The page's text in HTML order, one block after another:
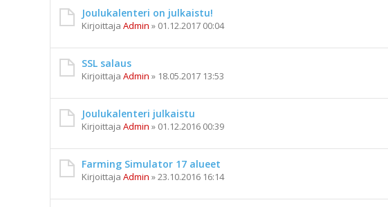
Joulukalenteri on julkaistu!
Kirjoittaja Admin » 01.12.2017 00:04
SSL salaus
Kirjoittaja Admin » 18.05.2017 13:53
Joulukalenteri julkaistu
Kirjoittaja Admin » 01.12.2016 00:39
Farming Simulator 17 alueet
Kirjoittaja Admin »23.10.2016 16:14